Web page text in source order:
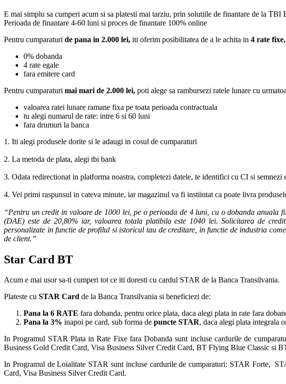
E mai simplu sa cumperi acum si sa platesti mai tarziu, prin solutiile de finantare de la TBI
Perioada de finantare 4-60 luni si proces de finantare 100% online
Pentru cumparaturi de pana in 2.000 lei, iti oferim posibilitatea de a le achita in 4 rate fixe,
0% dobanda
4 rate egale
fara emitere card
Pentru cumparaturi mai mari de 2.000 lei, poti alege sa rambursezi ratele lunare cu
valoarea ratei lunare ramane fixa pe toata perioada contractuala
tu alegi numarul de rate: intre 6 si 60 luni
fara drumuri la banca
1. Iti alegi produsele dorite si le adaugi in cosul de cumparaturi
2. La metoda de plata, alegi tbi bank
3. Odata redirectionat in platforma noastra, completezi datele, te identifici cu CI si semnezi
4. Vei primi raspunsul in cateva minute, iar magazinul va fi instiintat ca poate livra
“Pentru un credit in valoare de 1000 lei, pe o perioada de 4 luni, cu o dobanda
(DAE) este de 20,80% iar, valoarea totala platibila este 1040 lei. Solicitarea de
personalizate in functie de profilul si istoricul tau de creditare, in functie de industria
de client.”
Star Card BT
Acum e mai usor sa-ti cumperi tot ce iti doresti cu cardul STAR de la Banca Transilvania.
Plateste cu STAR Card de la Banca Transilvania si beneficiezi de:
Pana la 6 RATE fara dobanda, pentru orice plata, daca alegi plata in rate fara
Pana la 3% inapoi pe card, sub forma de puncte STAR, daca alegi plata integrala
In Programul STAR Plata in Rate Fixe fara Dobanda sunt incluse cardurile de
Business Gold Credit Card, Visa Business Silver Credit Card, BT Flying Blue Classic si
In Programul de Loialitate STAR sunt incluse cardurile de cumparaturi: STAR Forte,
Card, Visa Business Silver Credit Card.